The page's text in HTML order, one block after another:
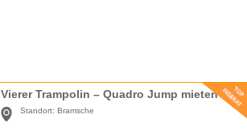
Vierer Trampolin – Quadro Jump mieten
Standort: Bramsche